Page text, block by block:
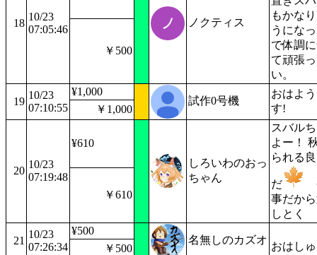
18
10/23
07:05:46
ノクティス
もかな
うにな
で体調
て頑張
い。
￥500
19
10/23
07:10:55
¥1,000
試作0号機
おはよ
す!
￥1,000
20
10/23
07:19:48
¥610
しろいわのおっ
ちゃん
スバル
よー！
られる
だ
事だか
しとく
￥610
21
10/23
07:26:34
¥500
名無しのカズオ
おはし
￥500